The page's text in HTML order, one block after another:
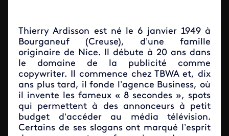
Thierry Ardisson est né le 6 janvier 1949 à
Bourganeuf (Creuse), d’une famille
originaire de Nice. Il débute à 20 ans dans
le domaine de la publicité comme
copywriter. Il commence chez TBWA et, dix
ans plus tard, il fonde l’agence Business, où
il invente les fameux « 8 secondes », spots
qui permettent à des annonceurs à petit
budget d’accéder au média télévision.
Certains de ses slogans ont marqué l’esprit